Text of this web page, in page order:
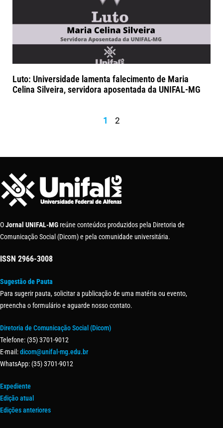
Luto: Universidade lamenta falecimento de Maria
Celina Silveira, servidora aposentada da UNIFAL-MG
1 2
OJornal UNIFAL-MG reúne conteúdos produzidos pela Diretoria de
Comunicação Social (Dicom) e pela comunidade universitária.
ISSN 2966-3008
Sugestão de Pauta
Para sugerir pauta, solicitar a publicação de uma matéria ou evento,
preencha o formulário e aguarde nosso contato.
Diretoria de Comunicação Social (Dicom)
Telefone: (35) 3701-9012
E-mail:dicom@unifal-mg.edu.br
WhatsApp: (35) 3701-9012
Expediente
Edição atual
Edições anteriores